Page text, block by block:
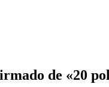
de «20